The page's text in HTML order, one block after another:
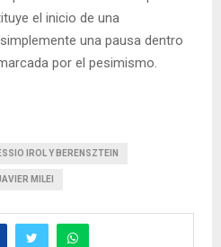
el inicio de una
una pausa dentro
por el pesimismo.
IROL Y BERENSZTEIN
MILEI